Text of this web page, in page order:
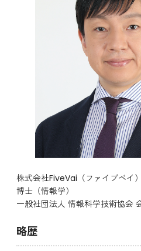
株式会社FiveVai（ファイブベイ
博士（情報学）
一般社団法人 情報科学技術協会
略歴